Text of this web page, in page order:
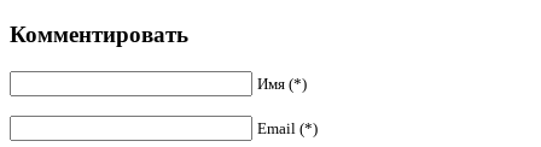
Комментировать
Имя (*)
Email (*)